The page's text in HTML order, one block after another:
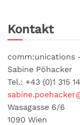
Kontakt
comm:unications
Sabine Pöhacker
Tel.: +43 (0)1 315
Wasagasse 6/6
1090 Wien